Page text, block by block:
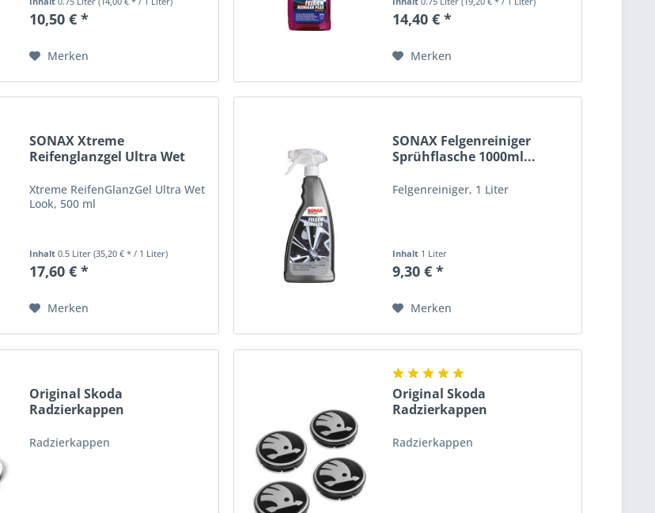
10,50 € *
Merken
14,40 € *
Merken
SONAX Xtreme
Reifenglanzgel Ultra Wet
Xtreme ReifenGlanzGel Ultra Wet
Look, 500 ml
Inhalt0.5 Liter(35,20 € * / 1 Liter)
17,60 € *
Merken
SONAX Felgenreiniger
Sprühflasche 1000ml...
Felgenreiniger, 1 Liter
Inhalt 1 Liter
9,30 € *
Merken
Original Skoda
Radzierkappen
Radzierkappen
Original Skoda
Radzierkappen
Radzierkappen